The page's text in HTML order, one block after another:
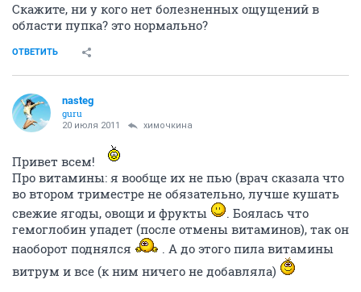
Скажите, ни у кого нет болезненных ощущений в
области пупка? это нормально?
ОТВЕТИТЬ
nasteg
guru
20 июля 2011 химочкина
Привет всем!
Про витамины: я вообще их не пью (врач сказала что
во втором триместре не обязательно, лучше кушать
свежие ягоды, овощи и фрукты
. Боялась что
гемоглобин упадет (после отмены витаминов), так он
наоборот поднялся
. А до этого пила витамины
витрум и все (к ним ничего не добавляла)